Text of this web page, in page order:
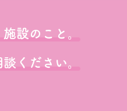
設のこと。
ください。